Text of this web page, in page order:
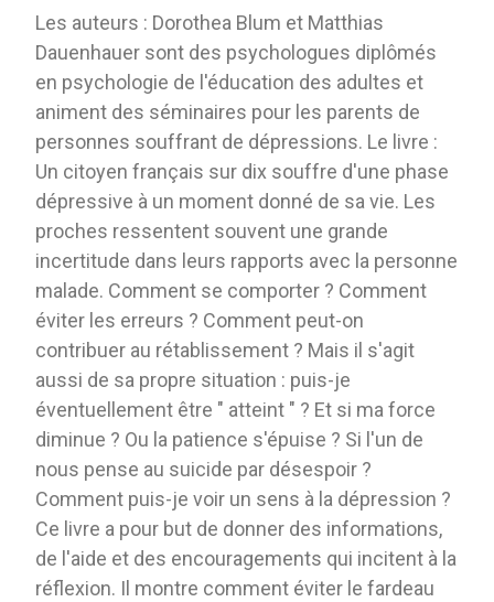
Les auteurs : Dorothea Blum et Matthias
Dauenhauer sont des psychologues diplômés
en psychologie de l'éducation des adultes et
animent des séminaires pour les parents de
personnes souffrant de dépressions. Le livre :
Un citoyen français sur dix souffre d'une phase
dépressive à un moment donné de sa vie. Les
proches ressentent souvent une grande
incertitude dans leurs rapports avec la personne
malade. Comment se comporter ? Comment
éviter les erreurs ? Comment peut-on
contribuer au rétablissement ? Mais il s'agit
aussi de sa propre situation : puis-je
éventuellement être " atteint " ? Et si ma force
diminue ? Ou la patience s'épuise ? Si l'un de
nous pense au suicide par désespoir ?
Comment puis-je voir un sens à la dépression ?
Ce livre a pour but de donner des informations,
de l'aide et des encouragements qui incitent à la
réflexion. Il montre comment éviter le fardeau